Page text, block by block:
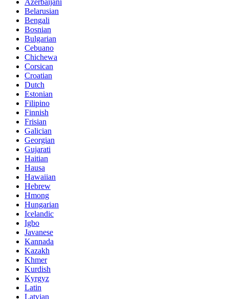
Azerbaijani
Belarusian
Bengali
Bosnian
Bulgarian
Cebuano
Chichewa
Corsican
Croatian
Dutch
Estonian
Filipino
Finnish
Frisian
Galician
Georgian
Gujarati
Haitian
Hausa
Hawaiian
Hebrew
Hmong
Hungarian
Icelandic
Igbo
Javanese
Kannada
Kazakh
Khmer
Kurdish
Kyrgyz
Latin
Latvian